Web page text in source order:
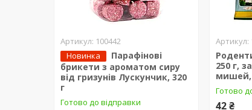
100442
Новинка
Парафінові
брикети з ароматом сиру
від гризунів Лускунчик, 320
г
Готово до відправки
250 г,
мишей,
Готово
42 ₴